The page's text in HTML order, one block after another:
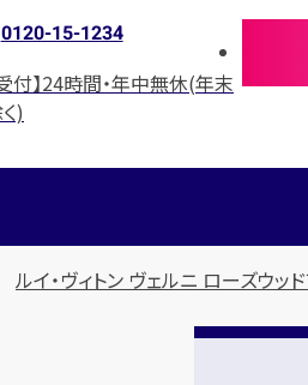
0120-15-1234
付】24時間・年中無休(年末
)
ルイ・ヴィトン ヴェルニ ローズウッ